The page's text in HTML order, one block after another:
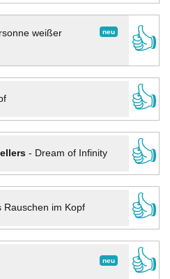
neu
weißer
👍
👍
- Dream of Infinity
👍
Rauschen im Kopf
👍
neu
👍